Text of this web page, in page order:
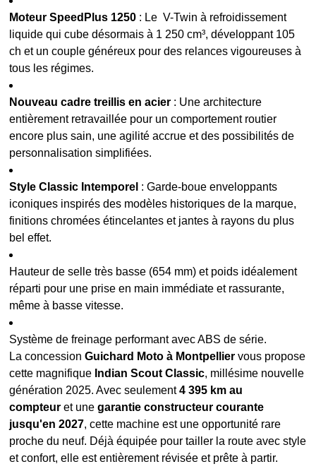
Moteur SpeedPlus 1250 : Le V-Twin à refroidissement
liquide qui cube désormais à 1 250 cm³, développant 105
ch et un couple généreux pour des relances vigoureuses à
tous les régimes.
Nouveau cadre treillis en acier : Une architecture
entièrement retravaillée pour un comportement routier
encore plus sain, une agilité accrue et des possibilités de
personnalisation simplifiées.
Style Classic Intemporel : Garde-boue enveloppants
iconiques inspirés des modèles historiques de la marque,
finitions chromées étincelantes et jantes à rayons du plus
bel effet.
Hauteur de selle très basse (654 mm) et poids idéalement
réparti pour une prise en main immédiate et rassurante,
même à basse vitesse.
Système de freinage performant avec ABS de série.
La concessionGuichard Moto à Montpellier vous propose
cette magnifique Indian Scout Classic, millésime nouvelle
génération 2025. Avec seulement4 395 km au
compteur et unegarantie constructeur courante
jusqu'en 2027, cette machine est une opportunité rare
proche du neuf. Déjà équipée pour tailler la route avec style
et confort, elle est entièrement révisée et prête à partir.